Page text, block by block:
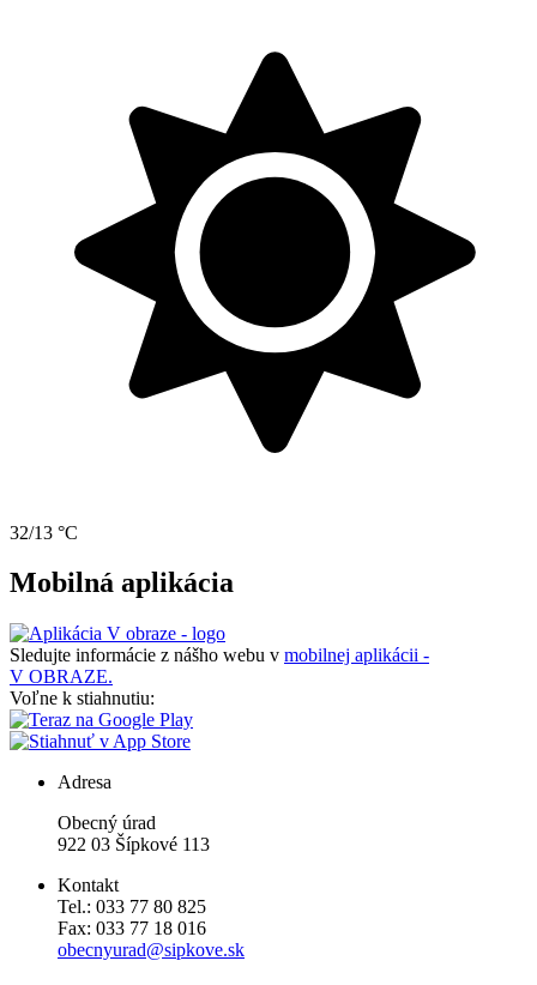
32/13 °C
Mobilná aplikácia
Sledujte informácie z nášho webu v mobilnej aplikácii -
V OBRAZE.
Voľne k stiahnutiu:
Adresa
Obecný úrad
922 03 Šípkové 113
Kontakt
Tel.: 033 77 80 825
Fax: 033 77 18 016
obecnyurad@sipkove.sk